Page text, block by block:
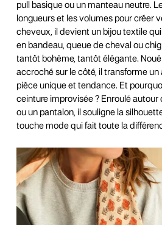
pull basique ou un manteau neutre.
longueurs et les volumes pour créer
cheveux, il devient un bijou textile
en bandeau, queue de cheval ou
tantôt bohème, tantôt élégante. Noué
accroché sur le côté, il transforme un
pièce unique et tendance. Et
ceinture improvisée ? Enroulé autour
ou un pantalon, il souligne la
touche mode qui fait toute la